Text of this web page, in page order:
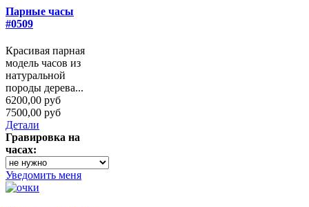
Парные часы
#0509
Красивая парная
модель часов из
натуральной
породы дерева...
6200,00 руб
7500,00 руб
Детали
Гравировка на
часах:
Уведомить меня